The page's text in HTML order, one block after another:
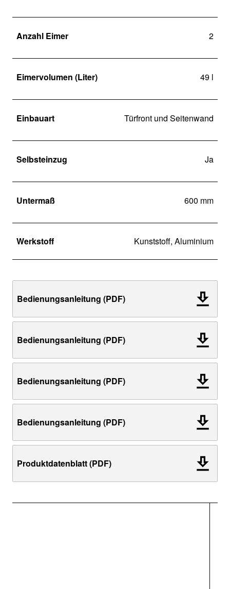
Anzahl Eimer 2
Eimervolumen (Liter) 49 l
Einbauart Türfront und Seitenwand
Selbsteinzug Ja
Untermaß 600 mm
Werkstoff Kunststoff, Aluminium
Bedienungsanleitung (PDF)
Bedienungsanleitung (PDF)
Bedienungsanleitung (PDF)
Bedienungsanleitung (PDF)
Produktdatenblatt (PDF)